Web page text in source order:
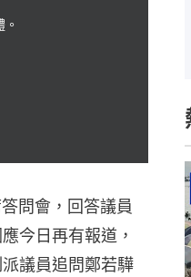
問會，回答議員
今日再有報道，
議員追問鄭若驊